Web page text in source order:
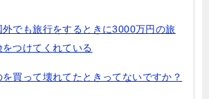
外でも旅行をするときに3000万円の旅
つけてくれている
買って壊れてたときってないですか？